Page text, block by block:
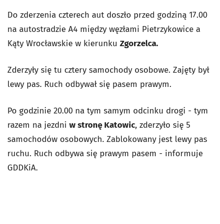
Do zderzenia czterech aut doszło przed godziną 17.00
na autostradzie A4 między węzłami Pietrzykowice a
Kąty Wrocławskie w kierunku Zgorzelca.
Zderzyły się tu cztery samochody osobowe. Zajęty był
lewy pas. Ruch odbywał się pasem prawym.
Po godzinie 20.00 na tym samym odcinku drogi - tym
razem na jezdni w stronę Katowic, zderzyło się 5
samochodów osobowych. Zablokowany jest lewy pas
ruchu. Ruch odbywa się prawym pasem - informuje
GDDKiA.